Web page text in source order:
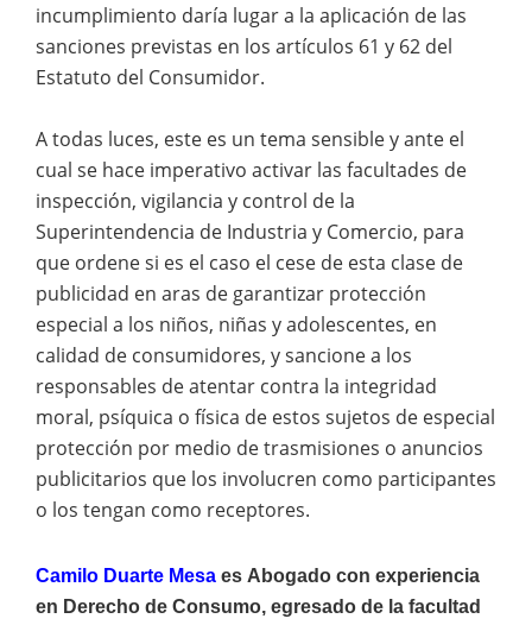
incumplimiento daría lugar a la aplicación de las
sanciones previstas en los artículos 61 y 62 del
Estatuto del Consumidor.
A todas luces, este es un tema sensible y ante el
cual se hace imperativo activar las facultades de
inspección, vigilancia y control de la
Superintendencia de Industria y Comercio, para
que ordene si es el caso el cese de esta clase de
publicidad en aras de garantizar protección
especial a los niños, niñas y adolescentes, en
calidad de consumidores, y sancione a los
responsables de atentar contra la integridad
moral, psíquica o física de estos sujetos de especial
protección por medio de trasmisiones o anuncios
publicitarios que los involucren como participantes
o los tengan como receptores.
Camilo Duarte Mesa es Abogado con experiencia
en Derecho de Consumo, egresado de la facultad